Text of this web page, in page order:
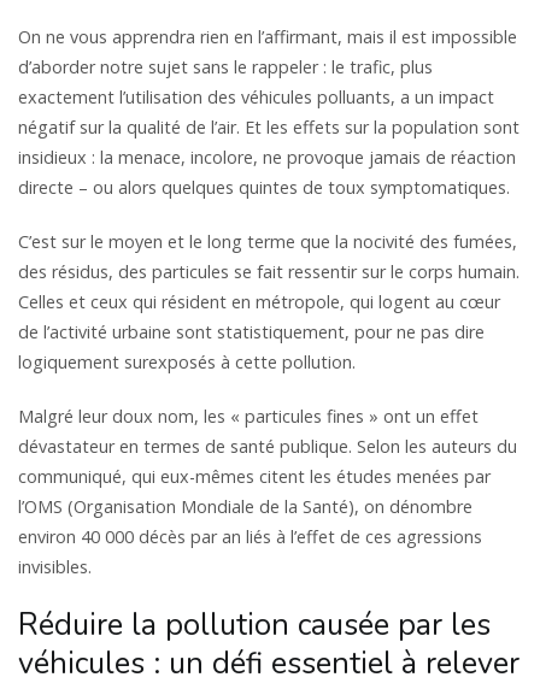
On ne vous apprendra rien en l’affirmant, mais il est impossible
d’aborder notre sujet sans le rappeler : le trafic, plus
exactement l’utilisation des véhicules polluants, a un impact
négatif sur la qualité de l’air. Et les effets sur la population sont
insidieux : la menace, incolore, ne provoque jamais de réaction
directe – ou alors quelques quintes de toux symptomatiques.
C’est sur le moyen et le long terme que la nocivité des fumées,
des résidus, des particules se fait ressentir sur le corps humain.
Celles et ceux qui résident en métropole, qui logent au cœur
de l’activité urbaine sont statistiquement, pour ne pas dire
logiquement surexposés à cette pollution.
Malgré leur doux nom, les « particules fines » ont un effet
dévastateur en termes de santé publique. Selon les auteurs du
communiqué, qui eux-mêmes citent les études menées par
l’OMS (Organisation Mondiale de la Santé), on dénombre
environ 40 000 décès par an liés à l’effet de ces agressions
invisibles.
Réduire la pollution causée par les
véhicules : un défi essentiel à relever